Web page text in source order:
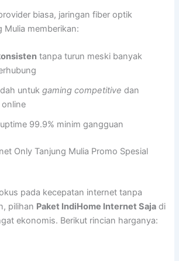
biasa, jaringan fiber optik
Mulia memberikan:
tanpa turun meski banyak
untukgaming competitive dan
99.9% minim gangguan
Only Tanjung Mulia Promo Spesial
pada kecepatan internet tanpa
pilihan Paket IndiHome Internet Saja di
ekonomis. Berikut rincian harganya: